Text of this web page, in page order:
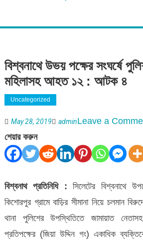
বিশ্বনাথে উভয় পক্ষের সংঘর্ষে
মহিলাসহ আহত ১২ : আটক ৪
Uncategorized
May 28, 2019 adminLeave a
শেয়ার করুন
বিশ্বনাথ প্রতিনিধি : সিলেটের বিশ্বনাথে
কিশোরপুর গ্রামে বাড়ির সীমানা নিয়ে চলমান
থানা পুলিশের উপস্থিতিতে জামায়াত
প্রতিপক্ষের (জিয়া উদ্দিন গং) একাধিক